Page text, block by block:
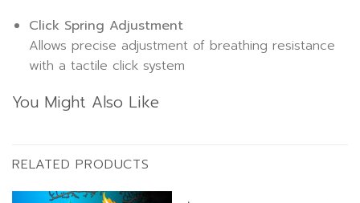
Click Spring Adjustment
Allows precise adjustment of breathing resistance
with a tactile click system
You Might Also Like
RELATED PRODUCTS